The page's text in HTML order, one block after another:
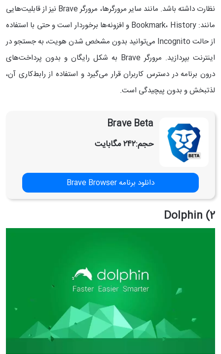
نظارت داشته باشد. مانند سایر مرورگرها، مرورگر Brave نیز از قابلیت‌هایی
مانند: Bookmark، History و افزونه‌ها برخوردار است و حتی با استفاده
از حالت Incognito می‌توانید بدون مشخص شدن هویت، به جستجو در
اینترنت بپردازید. مرورگر Brave به شکل رایگان و بدون پرداخت‌های
درون برنامه در دسترس کاربران قرار می‌گیرد و استفاده از رابط‌کاری آن،
لذتبخش و بدون پیچیدگی است.
Brave Beta
حجم:۲۴۲ مگابایت
دانلود برنامه Brave Browser
2) Dolphin